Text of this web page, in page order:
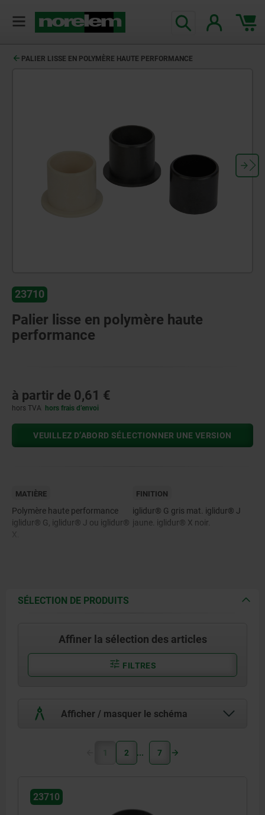
PALIER LISSE EN POLYMÈRE HAUTE PERFORMANCE
23710
Palier lisse en polymère haute
performance
à partir de 0,61 €
hors TVA hors frais d’envoi
VEUILLEZ D’ABORD SÉLECTIONNER UNE VERSION
MATIÈRE
Polymère haute performance
iglidur® G, iglidur® J ou iglidur®
FINITION
iglidur® G gris mat. iglidur® J
jaune. iglidur® X noir.
SÉLECTION DE PRODUITS
Affiner la sélection des articles
FILTRES
Afficher / masquer le schéma
1 2 7
23710